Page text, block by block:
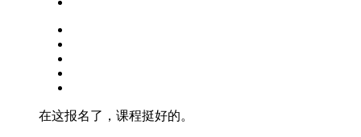
在这报名了，课程挺好的。